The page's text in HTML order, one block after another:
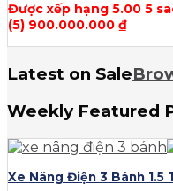
Được xếp hạng 5.00 5
(5) 900.000.000 ₫
Latest on Sale
Weekly Featured
Xe Nâng Điện 3 Bánh 1.5